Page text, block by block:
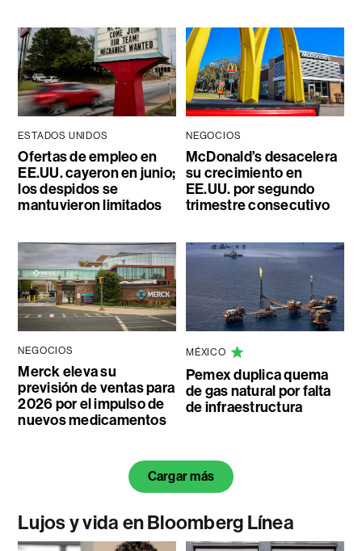
ESTADOS UNIDOS
Ofertas de empleo en
EE.UU. cayeron en junio;
los despidos se
mantuvieron limitados
NEGOCIOS
McDonald’s desacelera
su crecimiento en
EE.UU. por segundo
trimestre consecutivo
NEGOCIOS
Merck eleva su
previsión de ventas para
2026 por el impulso de
nuevos medicamentos
MÉXICO
Pemex duplica quema
de gas natural por falta
de infraestructura
Cargar más
Lujos y vida en Bloomberg Línea